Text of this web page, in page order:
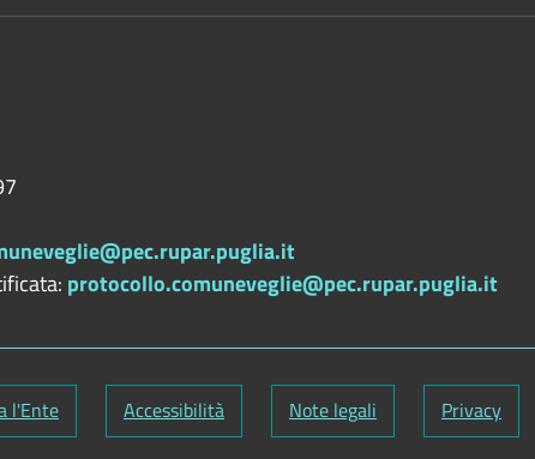
protocollo.comuneveglie@pec.rupar.puglia.it
l'Ente Accessibilità Note legali Privacy